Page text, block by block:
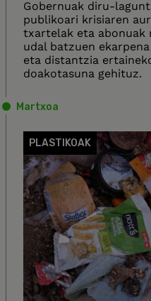
Gobernuak diru-
publikoari krisiaren
txartelak eta abonuak
udal batzuen
eta distantzia
doakotasuna gehituz.
Martxoa
PLASTIKOAK